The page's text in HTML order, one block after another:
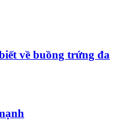
về buồng trứng đa